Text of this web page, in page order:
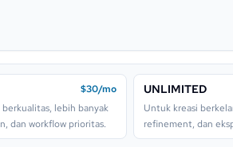
$30/mo
berkualitas, lebih banyak
dan workflow prioritas.
UNLIMITED
Untuk kreasi
refinement, dan
berat.